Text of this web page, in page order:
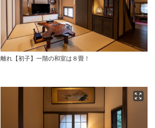
離れ【初子】一階の和室は８畳！